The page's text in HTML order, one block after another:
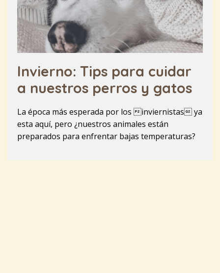
Invierno: Tips para cuidar
a nuestros perros y gatos
La época más esperada por los inviernistas ya
esta aquí, pero ¿nuestros animales están
preparados para enfrentar bajas temperaturas?